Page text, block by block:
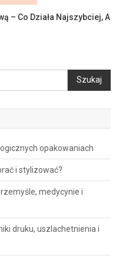
– Co Działa Najszybciej, A
Szukaj
opakowaniach
i stylizować?
medycynie i
druku, uszlachetnienia i